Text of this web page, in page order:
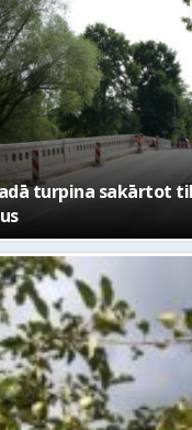
līdz laikmetīgās